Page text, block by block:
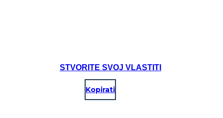
STVORITE SVOJ VLASTITI
Kopirati